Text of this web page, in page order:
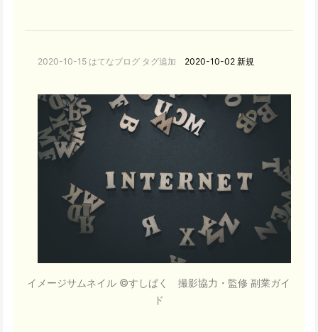
2020-10-15 はてなブログ タグ追加 2020-10-02 新規
イメージサムネイル ©すしぱく 撮影協力・監修 副業ガイ
ド